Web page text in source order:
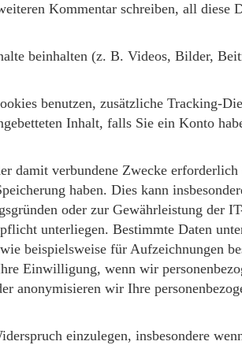
Kommentar schreiben, all diese
beinhalten (z. B. Videos, Bilder,
benutzen, zusätzliche Tracking-
Inhalt, falls Sie ein Konto
damit verbundene Zwecke
haben. Dies kann
oder zur Gewährleistung der
unterliegen. Bestimmte Daten
beispielsweise für Aufzeichnungen
Einwilligung, wenn wir
anonymisieren wir Ihre
einzulegen, insbesondere